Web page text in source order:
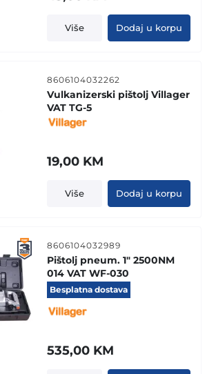
Više Dodaj u korpu
8606104032262
Vulkanizerski pištolj Villager
VAT TG-5
19,00 KM
Više Dodaj u korpu
8606104032989
Pištolj pneum. 1" 2500NM
014 VAT WF-030
Besplatna dostava
535,00 KM